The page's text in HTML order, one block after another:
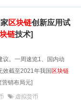
区块链创新应用试
链技术]
议。​一周速览1、国内动
效截至2021年我国区块链
营销布局元]
虚拟货币